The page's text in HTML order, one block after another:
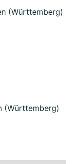
(Württemberg)
(Württemberg)